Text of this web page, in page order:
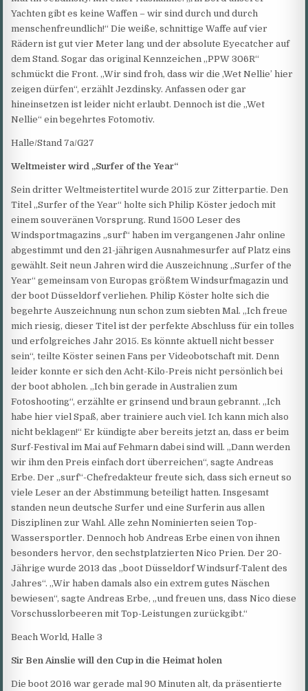
Yachten gibt es keine Waffen – wir sind durch und durch
menschenfreundlich!“ Die weiße, schnittige Waffe auf vier
Rädern ist gut vier Meter lang und der absolute Eyecatcher auf
dem Stand. Sogar das original Kennzeichen „PPW 306R“
schmückt die Front. „Wir sind froh, dass wir die ,Wet Nellie’ hier
zeigen dürfen“, erzählt Jezdinsky. Anfassen oder gar
hineinsetzen ist leider nicht erlaubt. Dennoch ist die „Wet
Nellie“ ein begehrtes Fotomotiv.
Halle/Stand 7a/G27
Weltmeister wird „Surfer of the Year“
Sein dritter Weltmeistertitel wurde 2015 zur Zitterpartie. Den
Titel „Surfer of the Year“ holte sich Philip Köster jedoch mit
einem souveränen Vorsprung. Rund 1500 Leser des
Windsportmagazins „surf“ haben im vergangenen Jahr online
abgestimmt und den 21-jährigen Ausnahmesurfer auf Platz eins
gewählt. Seit neun Jahren wird die Auszeichnung „Surfer of the
Year“ gemeinsam von Europas größtem Windsurfmagazin und
der boot Düsseldorf verliehen. Philip Köster holte sich die
begehrte Auszeichnung nun schon zum siebten Mal. „Ich freue
mich riesig, dieser Titel ist der perfekte Abschluss für ein tolles
und erfolgreiches Jahr 2015. Es könnte aktuell nicht besser
sein“, teilte Köster seinen Fans per Videobotschaft mit. Denn
leider konnte er sich den Acht-Kilo-Preis nicht persönlich bei
der boot abholen. „Ich bin gerade in Australien zum
Fotoshooting“, erzählte er grinsend und braun gebrannt. „Ich
habe hier viel Spaß, aber trainiere auch viel. Ich kann mich also
nicht beklagen!“ Er kündigte aber bereits jetzt an, dass er beim
Surf-Festival im Mai auf Fehmarn dabei sind will. „Dann werden
wir ihm den Preis einfach dort überreichen“, sagte Andreas
Erbe. Der „surf“-Chefredakteur freute sich, dass sich erneut so
viele Leser an der Abstimmung beteiligt hatten. Insgesamt
standen neun deutsche Surfer und eine Surferin aus allen
Disziplinen zur Wahl. Alle zehn Nominierten seien Top-
Wassersportler. Dennoch hob Andreas Erbe einen von ihnen
besonders hervor, den sechstplatzierten Nico Prien. Der 20-
Jährige wurde 2013 das „boot Düsseldorf Windsurf-Talent des
Jahres“. „Wir haben damals also ein extrem gutes Näschen
bewiesen“, sagte Andreas Erbe, „und freuen uns, dass Nico diese
Vorschusslorbeeren mit Top-Leistungen zurückgibt.“
Beach World, Halle 3
Sir Ben Ainslie will den Cup in die Heimat holen
Die boot 2016 war gerade mal 90 Minuten alt, da präsentierte